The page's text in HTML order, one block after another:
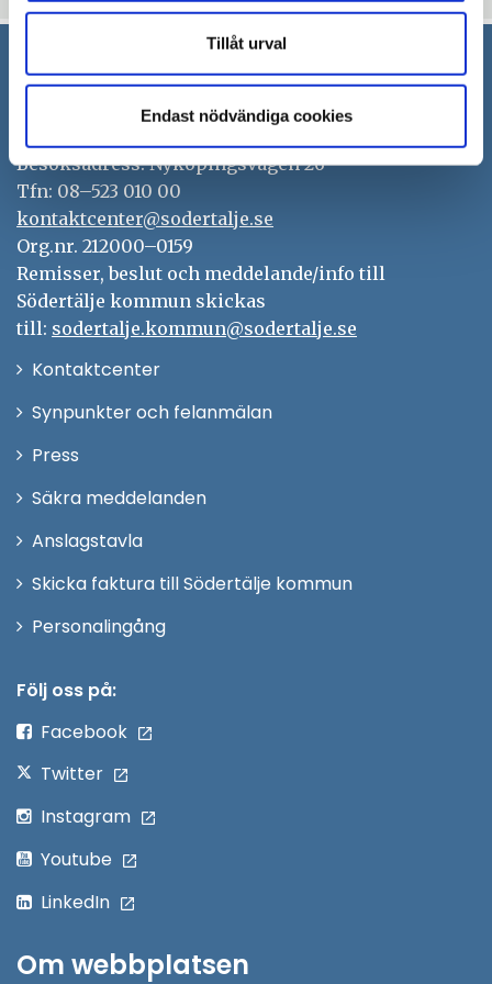
Tillåt urval
Endast nödvändiga cookies
Södertälje kommun
Besöksadress: Nyköpingsvägen 26
Tfn: 08–523 010 00
kontaktcenter@sodertalje.se
Org.nr. 212000–0159
Remisser, beslut och meddelande/info till
Södertälje kommun skickas
till: sodertalje.kommun@sodertalje.se
KontaktcenterÖppna
Synpunkter och felanmälan
Press
fönster
Säkra meddelanden
Anslagstavla
Skicka faktura till Södertälje kommun
PersonalingångÖppna
Följ oss på:
Facebook
Twitter
Instagram
Youtube
LinkedIn
Om webbplatsen